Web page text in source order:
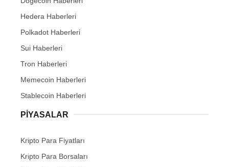
Hedera Haberleri
Polkadot Haberleri
Sui Haberleri
Tron Haberleri
Memecoin Haberleri
Stablecoin Haberleri
PIYASALAR
Kripto Para Fiyatları
Kripto Para Borsaları